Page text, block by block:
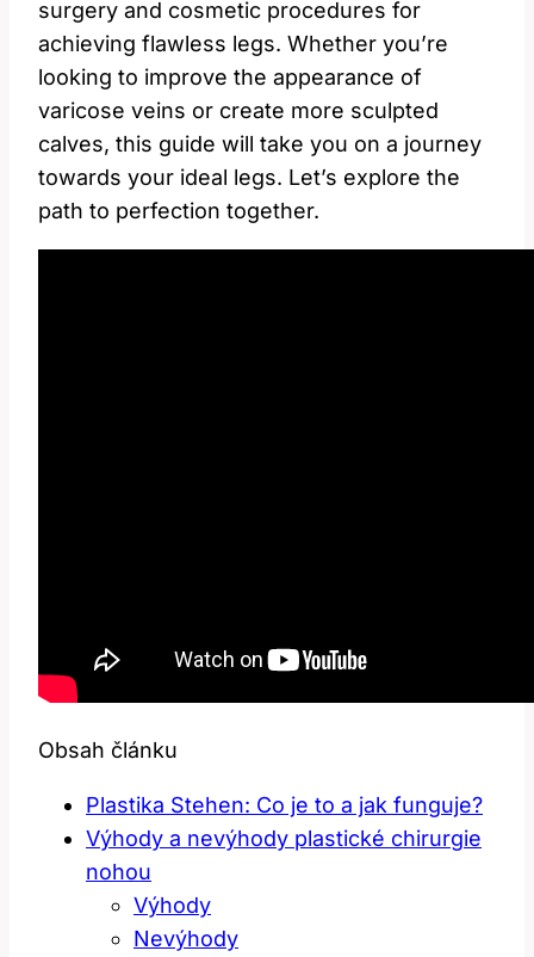
surgery ‌and cosmetic procedures for⁣
achieving flawless legs. Whether ⁣you’re
looking⁢ to improve the appearance of
varicose veins or create ⁢more sculpted
calves, this guide will ‍take you on ‌a journey
towards your ideal legs. Let’s explore the
path to perfection together.
Obsah článku
Plastika Stehen: Co je​ to‍ a jak funguje?
Výhody a nevýhody plastické chirurgie
nohou
Výhody
Nevýhody